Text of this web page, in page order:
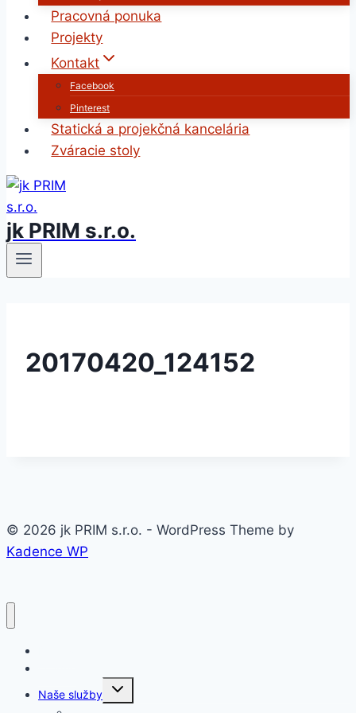
Pracovná ponuka
Projekty
Kontakt
Facebook
Pinterest
Statická a projekčná kancelária
Zváracie stoly
jk PRIM s.r.o.
20170420_124152
© 2026 jk PRIM s.r.o. - WordPress Theme by
Kadence WP
Naše služby
Toggle
child